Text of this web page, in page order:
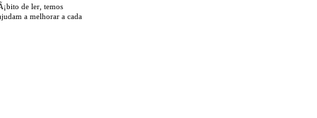
de ler, temos
a melhorar a cada